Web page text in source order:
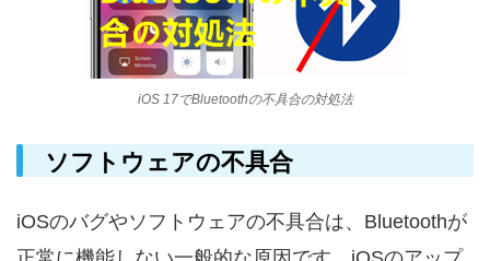
iOS 17でBluetoothの不具合の対処法
ソフトウェアの不具合
iOSのバグやソフトウェアの不具合は、Bluetoothが